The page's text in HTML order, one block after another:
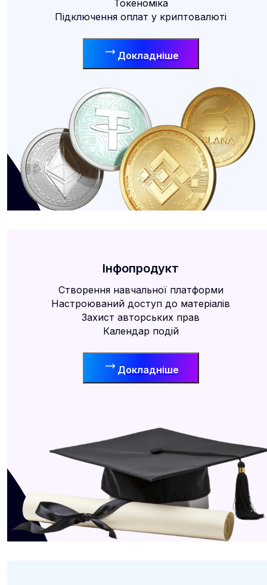
Токеноміка
Підключення оплат у криптовалюті
Докладніше
Інфопродукт
Створення навчальної платформи
Настроюваний доступ до матеріалів
Захист авторських прав
Календар подій
Докладніше